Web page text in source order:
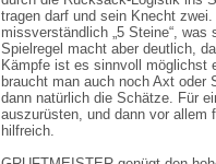
tragen darf und sein Knecht
missverständlich „5 Steine“,
Spielregel macht aber deutlich,
Kämpfe ist es sinnvoll möglichst
braucht man auch noch Axt oder
dann natürlich die Schätze. Für
auszurüsten, und dann vor
hilfreich.